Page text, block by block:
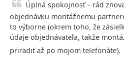
Úplná spokojnosť – rád
objednávku montážnemu
to výborne (okrem toho, že
údaje objednávateľa, takže
priradiť až po mojom telefonáte).